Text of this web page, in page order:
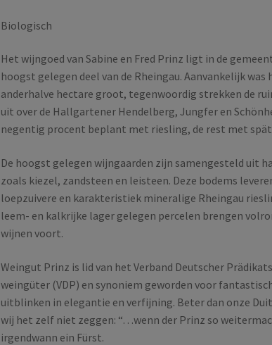
Biologisch
Het wijngoed van Sabine en Fred Prinz ligt in de
hoogst gelegen deel van de Rheingau. Aanvankelijk was
anderhalve hectare groot, tegenwoordig strekken de
uit over de Hallgartener Hendelberg, Jungfer en
negentig procent beplant met riesling, de rest met
De hoogst gelegen wijngaarden zijn samengesteld uit
zoals kiezel, zandsteen en leisteen. Deze bodems
loepzuivere en karakteristiek mineralige Rheingau
leem- en kalkrijke lager gelegen percelen brengen
wijnen voort.
Weingut Prinz is lid van het Verband Deutscher
weingüter (VDP) en synoniem geworden voor
uitblinken in elegantie en verfijning. Beter dan onze
wij het zelf niet zeggen: “…wenn der Prinz so
irgendwann ein Fürst.